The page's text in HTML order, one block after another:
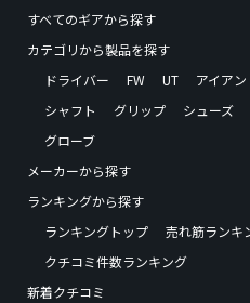
すべてのギアから探す
カテゴリから製品を探す
ドライバー
FW UT アイアン
シャフト
グリップ シューズ
グローブ
メーカーから探す
ランキングから探す
ランキングトップ
売れ筋ランキ
クチコミ件数ランキング
新着クチコミ